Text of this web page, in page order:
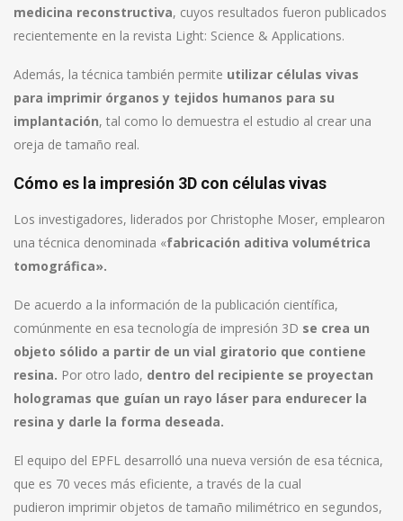
medicina reconstructiva, cuyos resultados fueron publicados
recientemente en la revista Light: Science & Applications.
Además, la técnica también permite utilizar células vivas
para imprimir órganos y tejidos humanos para su
implantación, tal como lo demuestra el estudio al crear una
oreja de tamaño real.
Cómo es la impresión 3D con células vivas
Los investigadores, liderados por Christophe Moser, emplearon
una técnica denominada «fabricación aditiva volumétrica
tomográfica».
De acuerdo a la información de la publicación científica,
comúnmente en esa tecnología de impresión 3D se crea un
objeto sólido a partir de un vial giratorio que contiene
resina. Por otro lado, dentro del recipiente se proyectan
hologramas que guían un rayo láser para endurecer la
resina y darle la forma deseada.
El equipo del EPFL desarrolló una nueva versión de esa técnica,
que es 70 veces más eficiente, a través de la cual
pudieron imprimir objetos de tamaño milimétrico en segundos,